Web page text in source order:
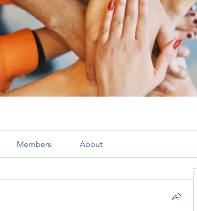
Members About